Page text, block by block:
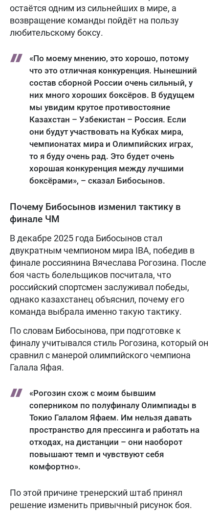
остаётся одним из сильнейших в мире, а
возвращение команды пойдёт на пользу
любительскому боксу.
«По моему мнению, это хорошо, потому
что это отличная конкуренция. Нынешний
состав сборной России очень сильный, у
них много хороших боксёров. В будущем
мы увидим крутое противостояние
Казахстан – Узбекистан – Россия. Если
они будут участвовать на Кубках мира,
чемпионатах мира и Олимпийских играх,
то я буду очень рад. Это будет очень
хорошая конкуренция между лучшими
боксёрами», – сказал Бибосынов.
Почему Бибосынов изменил тактику в
финале ЧМ
В декабре 2025 года Бибосынов стал
двукратным чемпионом мира IBA, победив в
финале россиянина Вячеслава Рогозина. После
боя часть болельщиков посчитала, что
российский спортсмен заслуживал победы,
однако казахстанец объяснил, почему его
команда выбрала именно такую тактику.
По словам Бибосынова, при подготовке к
финалу учитывался стиль Рогозина, который он
сравнил с манерой олимпийского чемпиона
Галала Яфая.
«Рогозин схож с моим бывшим
соперником по полуфиналу Олимпиады в
Токио Галалом Яфаем. Им нельзя давать
пространство для прессинга и работать на
отходах, на дистанции – они наоборот
повышают темп и чувствуют себя
комфортно».
По этой причине тренерский штаб принял
решение изменить привычный рисунок боя.